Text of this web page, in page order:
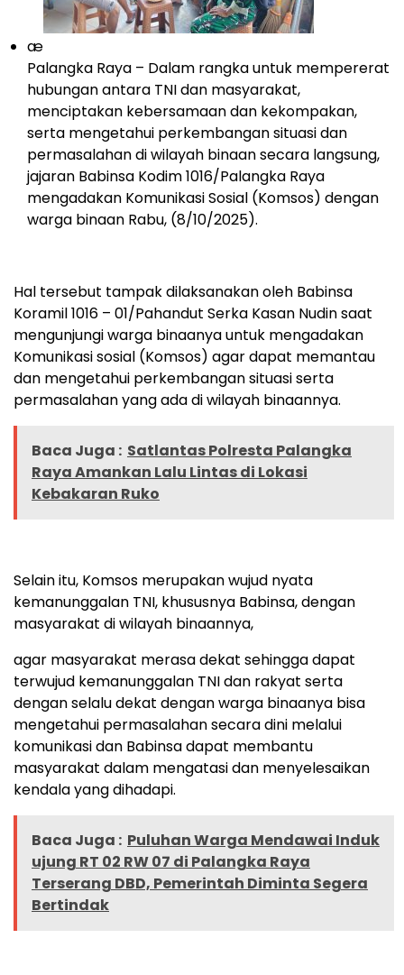
æ
Palangka Raya – Dalam rangka untuk mempererat
hubungan antara TNI dan masyarakat,
menciptakan kebersamaan dan kekompakan,
serta mengetahui perkembangan situasi dan
permasalahan di wilayah binaan secara langsung,
jajaran Babinsa Kodim 1016/Palangka Raya
mengadakan Komunikasi Sosial (Komsos) dengan
warga binaan Rabu, (8/10/2025).
Hal tersebut tampak dilaksanakan oleh Babinsa
Koramil 1016 – 01/Pahandut Serka Kasan Nudin saat
mengunjungi warga binaanya untuk mengadakan
Komunikasi sosial (Komsos) agar dapat memantau
dan mengetahui perkembangan situasi serta
permasalahan yang ada di wilayah binaannya.
Baca Juga : Satlantas Polresta Palangka
Raya Amankan Lalu Lintas di Lokasi
Kebakaran Ruko
Selain itu, Komsos merupakan wujud nyata
kemanunggalan TNI, khususnya Babinsa, dengan
masyarakat di wilayah binaannya,
agar masyarakat merasa dekat sehingga dapat
terwujud kemanunggalan TNI dan rakyat serta
dengan selalu dekat dengan warga binaanya bisa
mengetahui permasalahan secara dini melalui
komunikasi dan Babinsa dapat membantu
masyarakat dalam mengatasi dan menyelesaikan
kendala yang dihadapi.
Baca Juga : Puluhan Warga Mendawai Induk
ujung RT 02 RW 07 di Palangka Raya
Terserang DBD, Pemerintah Diminta Segera
Bertindak